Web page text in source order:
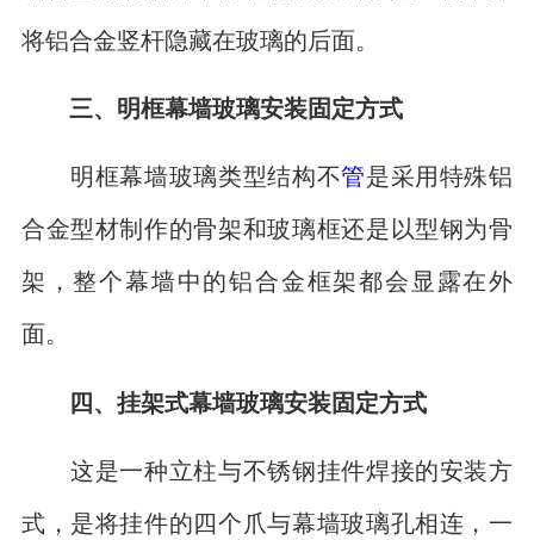
将铝合金竖杆隐藏在玻璃的后面。
三、明框幕墙玻璃安装固定方式
明框幕墙玻璃类型结构不管是采用特殊铝
合金型材制作的骨架和玻璃框还是以型钢为骨
架，整个幕墙中的铝合金框架都会显露在外
面。
四、挂架式幕墙玻璃安装固定方式
这是一种立柱与不锈钢挂件焊接的安装方
式，是将挂件的四个爪与幕墙玻璃孔相连，一